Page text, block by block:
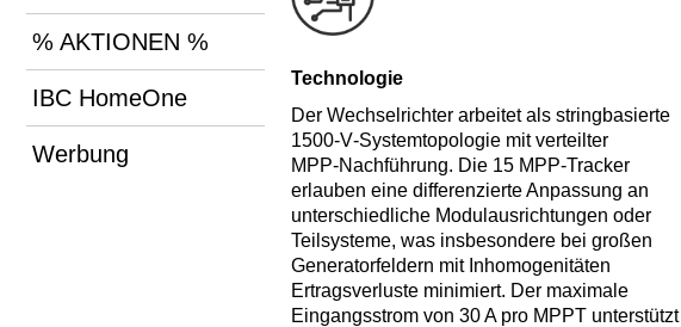
% AKTIONEN %
IBC HomeOne
Werbung
Technologie
Der Wechselrichter arbeitet als stringbasierte
1500‑V‑Systemtopologie mit verteilter
MPP‑Nachführung. Die 15 MPP‑Tracker
erlauben eine differenzierte Anpassung an
unterschiedliche Modulausrichtungen oder
Teilsysteme, was insbesondere bei großen
Generatorfeldern mit Inhomogenitäten
Ertragsverluste minimiert. Der maximale
Eingangsstrom von 30 A pro MPPT unterstützt